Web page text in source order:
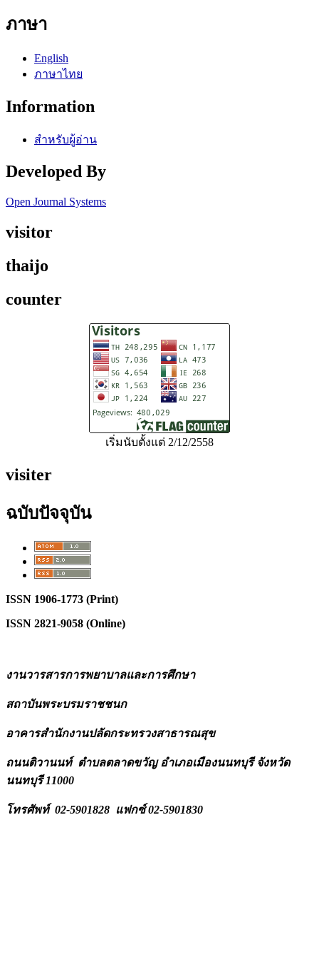
ภาษา
English
ภาษาไทย
Information
สำหรับผู้อ่าน
Developed By
Open Journal Systems
visitor
thaijo
counter
เริ่มนับตั้งแต่ 2/12/2558
visiter
ฉบับปัจจุบัน
ISSN 1906-1773 (Print)
ISSN 2821-9058 (Online)
งานวารสารการพยาบาลและการศึกษา
สถาบันพระบรมราชชนก
อาคารสำนักงานปลัดกระทรวงสาธารณสุข
ถนนติวานนท์ตำบลตลาดขวัญ อำเภอเมืองนนทบุรี จังหวัด
นนทบุรี11000
โทรศัพท์ 02-5901828 แฟกซ์ 02-5901830